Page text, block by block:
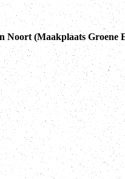
Noort (Maakplaats Groene